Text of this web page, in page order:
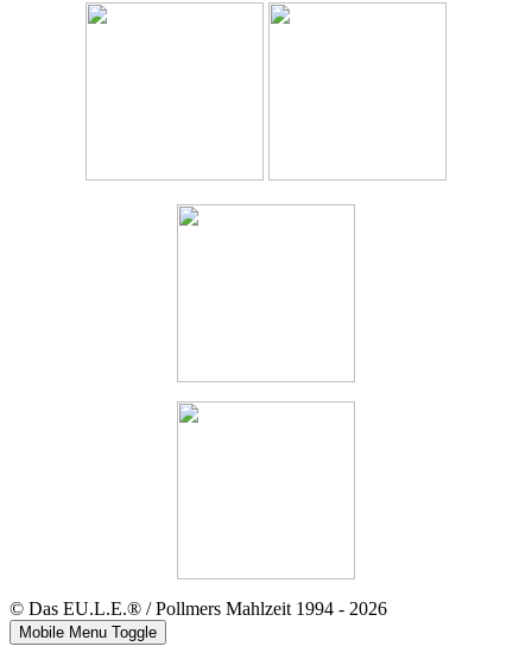
© Das EU.L.E.® / Pollmers Mahlzeit 1994 - 2026
Mobile Menu Toggle